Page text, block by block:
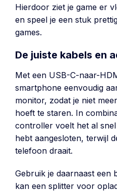
Hierdoor ziet je game er
en speel je een stuk
games.
De juiste kabels en
Met een USB-C-naar-
smartphone eenvoudig
monitor, zodat je niet
hoeft te staren. In
controller voelt het al
hebt aangesloten, terwijl
telefoon draait.
Gebruik je daarnaast een
kan een splitter voor